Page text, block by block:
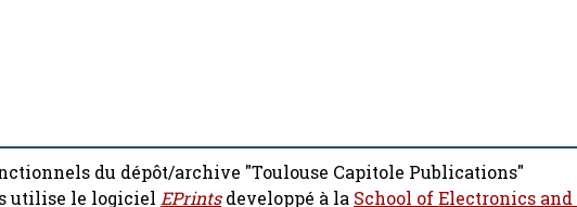
du dépôt/archive "Toulouse Capitole Publications"
utilise le logiciel EPrintsdeveloppé à la School of Electronics